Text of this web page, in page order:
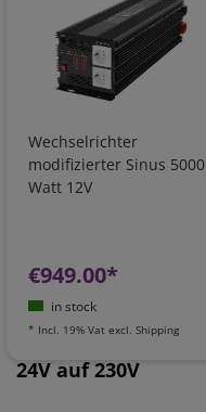
Wechselrichter
modifizierter Sinus 5000
Watt 12V
€949.00*
in stock
* Incl. 19% Vat excl. Shipping
24V auf 230V